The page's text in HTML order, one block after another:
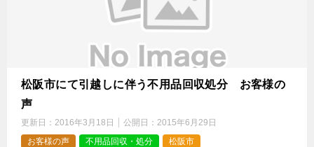
松阪市にて引越しに伴う不用品回収処分 お客様の
声
更新日： 2016年3月18日 公開日： 2015年6月29日
お客様の声
不用品回収・処分 松阪市